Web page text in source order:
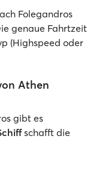
Folegandros
genaue Fahrtzeit
(Highspeed oder
Athen
gibt es
schafft die